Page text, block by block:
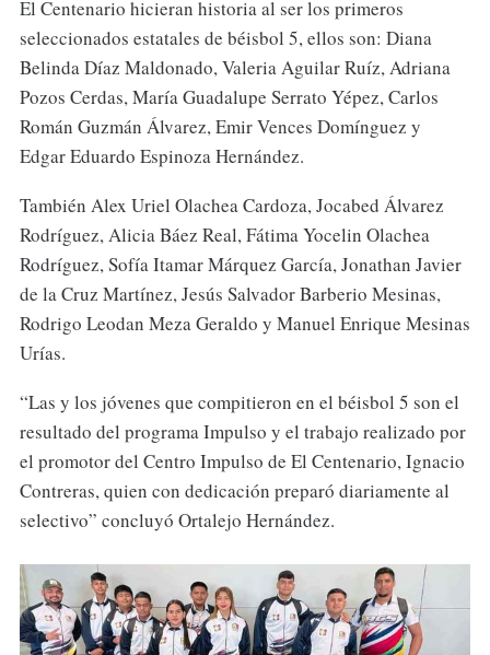
El Centenario hicieran historia al ser los primeros
seleccionados estatales de béisbol 5, ellos son: Diana
Belinda Díaz Maldonado, Valeria Aguilar Ruíz, Adriana
Pozos Cerdas, María Guadalupe Serrato Yépez, Carlos
Román Guzmán Álvarez, Emir Vences Domínguez y
Edgar Eduardo Espinoza Hernández.
También Alex Uriel Olachea Cardoza, Jocabed Álvarez
Rodríguez, Alicia Báez Real, Fátima Yocelin Olachea
Rodríguez, Sofía Itamar Márquez García, Jonathan Javier
de la Cruz Martínez, Jesús Salvador Barberio Mesinas,
Rodrigo Leodan Meza Geraldo y Manuel Enrique Mesinas
Urías.
“Las y los jóvenes que compitieron en el béisbol 5 son el
resultado del programa Impulso y el trabajo realizado por
el promotor del Centro Impulso de El Centenario, Ignacio
Contreras, quien con dedicación preparó diariamente al
selectivo” concluyó Ortalejo Hernández.